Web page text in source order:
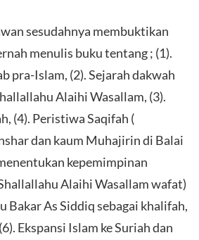
sesudahnya membuktikan
menulis buku tentang ; (1).
pra-Islam, (2). Sejarah dakwah
Alaihi Wasallam, (3).
(4). Peristiwa Saqifah (
dan kaum Muhajirin di Balai
kepemimpinan
Alaihi Wasallam wafat)
Bakar As Siddiq sebagai khalifah,
Ekspansi Islam ke Suriah dan